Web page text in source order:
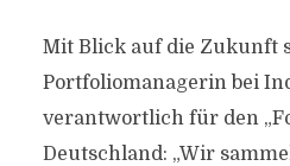
Mit Blick auf die Zukunft
Portfoliomanagerin bei
verantwortlich für den
Deutschland: „Wir